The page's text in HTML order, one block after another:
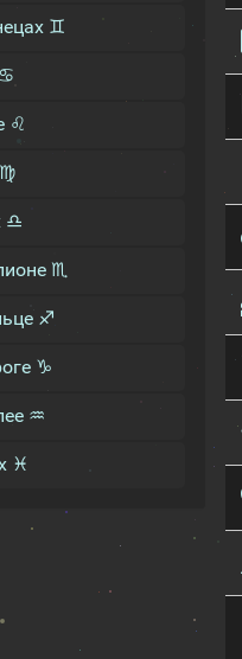
♊
♌
♎
♏
♐
♑
♒
♓